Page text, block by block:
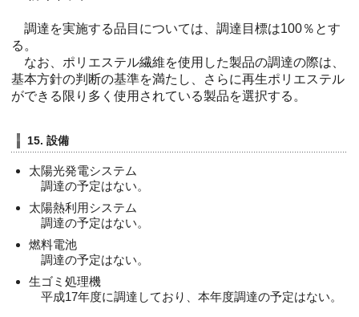
調達を実施する品目については、調達目標は100％とす
る。
なお、ポリエステル繊維を使用した製品の調達の際は、
基本方針の判断の基準を満たし、さらに再生ポリエステル
ができる限り多く使用されている製品を選択する。
15. 設備
太陽光発電システム
調達の予定はない。
太陽熱利用システム
調達の予定はない。
燃料電池
調達の予定はない。
生ゴミ処理機
平成17年度に調達しており、本年度調達の予定はない。